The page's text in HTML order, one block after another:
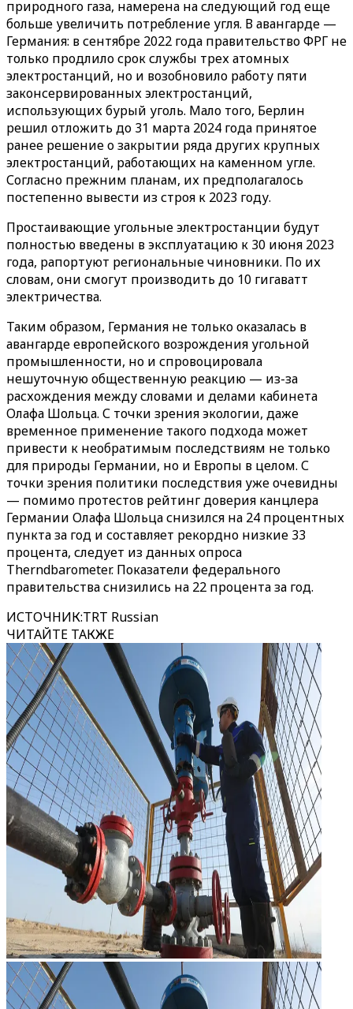
природного газа, намерена на следующий год еще
больше увеличить потребление угля. В авангарде —
Германия: в сентябре 2022 года правительство ФРГ не
только продлило срок службы трех атомных
электростанций, но и возобновило работу пяти
законсервированных электростанций,
использующих бурый уголь. Мало того, Берлин
решил отложить до 31 марта 2024 года принятое
ранее решение о закрытии ряда других крупных
электростанций, работающих на каменном угле.
Согласно прежним планам, их предполагалось
постепенно вывести из строя к 2023 году.
Простаивающие угольные электростанции будут
полностью введены в эксплуатацию к 30 июня 2023
года, рапортуют региональные чиновники. По их
словам, они смогут производить до 10 гигаватт
электричества.
Таким образом, Германия не только оказалась в
авангарде европейского возрождения угольной
промышленности, но и спровоцировала
нешуточную общественную реакцию — из-за
расхождения между словами и делами кабинета
Олафа Шольца. С точки зрения экологии, даже
временное применение такого подхода может
привести к необратимым последствиям не только
для природы Германии, но и Европы в целом. С
точки зрения политики последствия уже очевидны
— помимо протестов рейтинг доверия канцлера
Германии Олафа Шольца снизился на 24 процентных
пункта за год и составляет рекордно низкие 33
процента, следует из данных опроса
Therndbarometer. Показатели федерального
правительства снизились на 22 процента за год.
ИСТОЧНИК:TRT Russian
ЧИТАЙТЕ ТАКЖЕ